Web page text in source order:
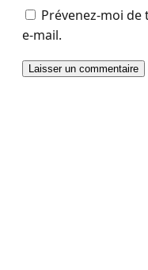
Prévenez-moi
e-mail.